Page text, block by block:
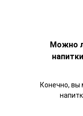
Можно
Конечно, вы